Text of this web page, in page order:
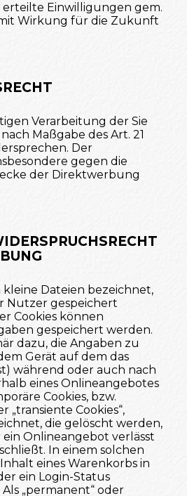
erteilte Einwilligungen gem.
mit Wirkung für die Zukunft
Verarbeitung der Sie
Maßgabe des Art. 21
Der
gegen die
der Direktwerbung
kleine Dateien bezeichnet,
Nutzer gespeichert
Cookies können
gespeichert werden.
dazu, die Angaben zu
Gerät auf dem das
während oder auch nach
eines Onlineangebotes
Cookies, bzw.
„transiente Cookies“,
die gelöscht werden,
Onlineangebot verlässt
In einem solchen
eines Warenkorbs in
ein Login-Status
„permanent“ oder